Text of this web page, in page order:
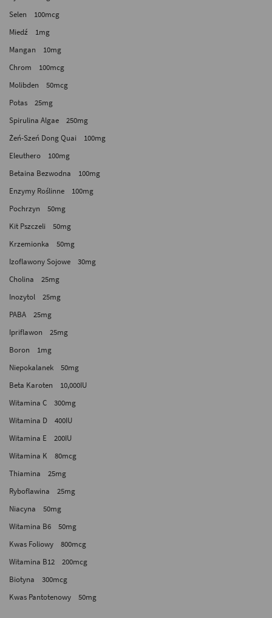
Selen 100mcg
Miedź 1mg
Mangan 10mg
Chrom 100mcg
Molibden 50mcg
Potas 25mg
Spirulina Algae 250mg
Żeń-Szeń Dong Quai 100mg
Eleuthero 100mg
Betaina Bezwodna 100mg
Enzymy Roślinne 100mg
Pochrzyn 50mg
Kit Pszczeli 50mg
Krzemionka 50mg
Izoflawony Sojowe 30mg
Cholina 25mg
Inozytol 25mg
PABA 25mg
Ipriflawon 25mg
Boron 1mg
Niepokalanek 50mg
Beta Karoten 10,000IU
Witamina C 300mg
Witamina D 400IU
Witamina E 200IU
Witamina K 80mcg
Thiamina 25mg
Ryboflawina 25mg
Niacyna 50mg
Witamina B6 50mg
Kwas Foliowy 800mcg
Witamina B12 200mcg
Biotyna 300mcg
Kwas Pantotenowy 50mg